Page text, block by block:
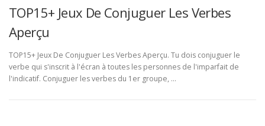
TOP15+ Jeux De Conjuguer Les Verbes
Aperçu
TOP15+ Jeux De Conjuguer Les Verbes Aperçu. Tu dois conjuguer le
verbe qui s'inscrit à l'écran à toutes les personnes de l'imparfait de
l'indicatif. Conjuguer les verbes du 1er groupe, …